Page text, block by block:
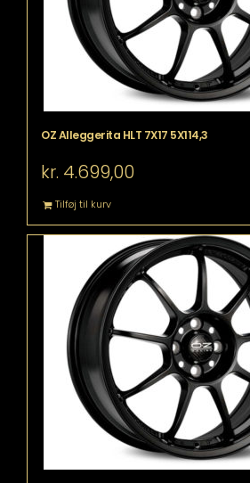
OZ Alleggerita HLT 7X17 5X114,3
kr. 4.699,00
Tilføj til kurv